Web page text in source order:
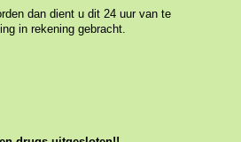
dan dient u dit 24 uur van te
in rekening gebracht.